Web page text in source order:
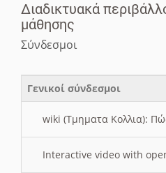
Διαδικτυακά
μάθησης
Σύνδεσμοι
Γενικοί σύνδεσμοι
wiki (Τμηματα Κολλια):
Interactive video with